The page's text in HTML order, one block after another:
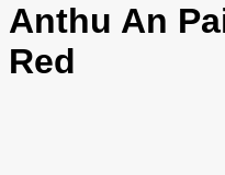
Anthu An
Red